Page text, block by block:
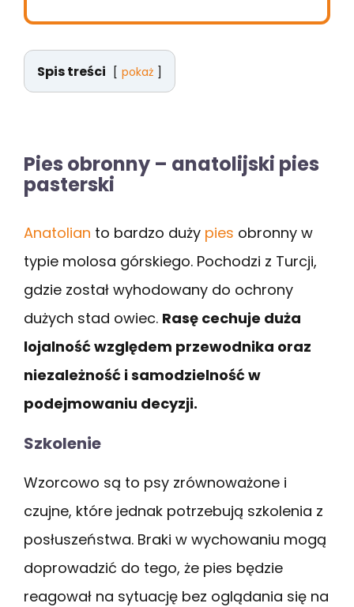
Spis treści pokaż
Pies obronny – anatolijski pies
pasterski
Anatolian to bardzo duży pies obronny w
typie molosa górskiego. Pochodzi z Turcji,
gdzie został wyhodowany do ochrony
dużych stad owiec. Rasę cechuje duża
lojalność względem przewodnika oraz
niezależność i samodzielność w
podejmowaniu decyzji.
Szkolenie
Wzorcowo są to psy zrównoważone i
czujne, które jednak potrzebują szkolenia z
posłuszeństwa. Braki w wychowaniu mogą
doprowadzić do tego, że pies będzie
reagował na sytuację bez oglądania się na